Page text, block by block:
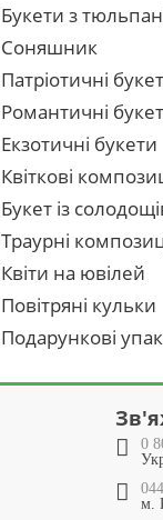
Букети з
Соняшник
Патріотичні
Романтичні
Екзотичні букети
Квіткові
Букет із
Траурні
Квіти на ювілей
Повітряні кульки
Подарункові
0
м.